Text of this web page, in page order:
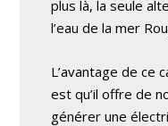
plus là, la seule
l’eau de la mer
L’avantage de ce
est qu’il offre de
générer une